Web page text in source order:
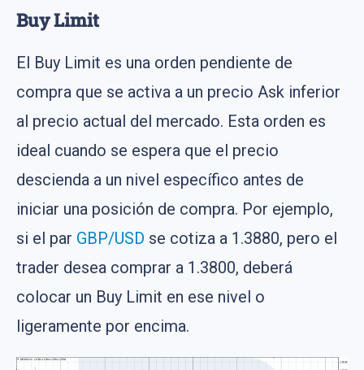
Buy Limit
El Buy Limit es una orden pendiente de
compra que se activa a un precio Ask inferior
al precio actual del mercado. Esta orden es
ideal cuando se espera que el precio
descienda a un nivel específico antes de
iniciar una posición de compra. Por ejemplo,
si el par GBP/USD se cotiza a 1.3880, pero el
trader desea comprar a 1.3800, deberá
colocar un Buy Limit en ese nivel o
ligeramente por encima.